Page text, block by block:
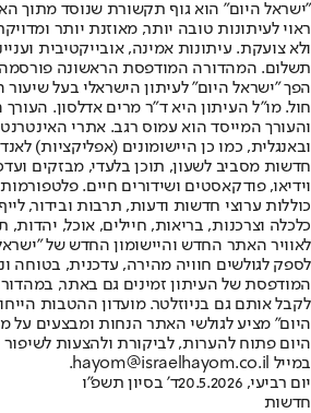
"ישראל היום" הוא גוף תקשורת שנוסד מתוך
ראוי לעיתונות טובה יותר, מאוזנת יותר
ולא צועקת. עיתונות אמינה, אובייקטיבית
הפך "ישראל היום" לעיתון הישראלי בעל
חול. מו"ל העיתון היא ד"ר מרים אדלסון.
והעורך המייסד הוא עמוס רגב. אתרי
חדשות מסביב לשעון, תוכן בלעדי, מבזקים
וידיאו, פודקאסטים ושידורים חיים.
כוללות ערוצי חדשות ודעות, תרבות ובידור,
לאוויר האתר החדש והיישומון החדש של
לספק לגולשים חוויה מהירה, עדכנית, בטוחה
המודפסת של העיתון זמינים גם באתר,
לקבל אותם גם בניוזלטר. מועדון ההטבות
היום" מציע לגולשי האתר הנחות ומבצעים על
היום פתוח להערות, לביקורת ולהצעות לשיפור
במייל hayom@israelhayom.co.il.
יום רביעי, 20.5.2026
ד' בסיון תשפ"ו
חדשות